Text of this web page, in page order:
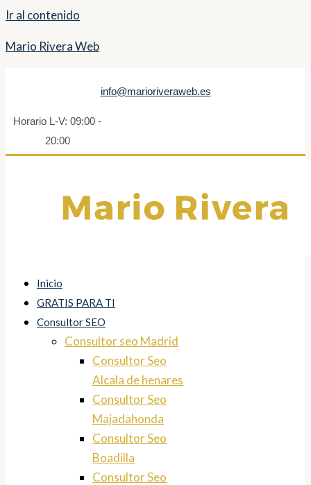
Ir al contenido
Mario Rivera Web
info@marioriveraweb.es
Horario L-V: 09:00 -
20:00
Inicio
GRATIS PARA TI
Consultor SEO
Consultor seo Madrid
Consultor Seo
Alcala de henares
Consultor Seo
Majadahonda
Consultor Seo
Boadilla
Consultor Seo